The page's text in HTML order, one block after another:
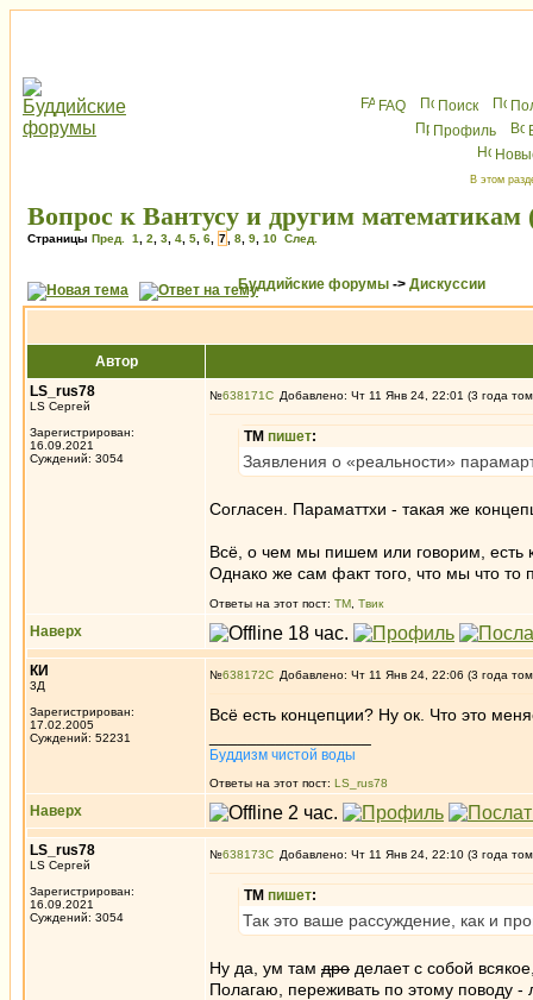
FAQ Поиск
Профиль
В этом
Вопрос к Вантусу и другим
Страницы Пред. 1 2 3 4 5 6 7 8 9 10 След.
Буддийские форумы -> Дискуссии
Автор
LS_rus78
LS Сергей
Зарегистрирован:
16.09.2021
Суждений: 3054
№638171 Добавлено: Чт 11 Янв 24, 22:01 (3 года
ТМ пишет:
Заявления о «реальности»
Согласен. Параматтхи - такая же
Всё, о чем мы пишем или говорим, есть
Однако же сам факт того, что мы что
Ответы на этот пост: ТМ Твик
Наверх
КИ
3Д
Зарегистрирован:
17.02.2005
Суждений: 52231
№638172 Добавлено: Чт 11 Янв 24, 22:06 (3 года
Всё есть концепции? Ну ок. Что это
Буддизм чистой воды
Ответы на этот пост: LS_rus78
Наверх
LS_rus78
LS Сергей
Зарегистрирован:
16.09.2021
Суждений: 3054
№638173 Добавлено: Чт 11 Янв 24, 22:10 (3 года
ТМ пишет:
Так это ваше рассуждение, как и
Ну да, ум там дро делает с собой
Полагаю, переживать по этому поводу -